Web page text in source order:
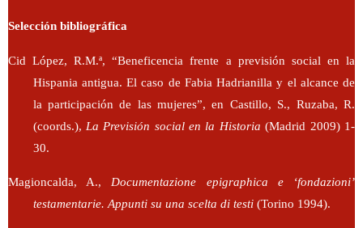
Selección bibliográfica
Cid López, R.M.ª, “Beneficencia frente a previsión social en la
Hispania antigua. El caso de Fabia Hadrianilla y el alcance de
la participación de las mujeres”, en Castillo, S., Ruzaba, R.
(coords.), La Previsión social en la Historia (Madrid 2009) 1-
30.
Magioncalda, A., Documentazione epigraphica e ‘fondazioni’
testamentarie. Appunti su una scelta di testi(Torino 1994).